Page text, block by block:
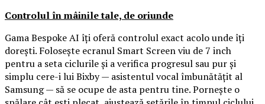
Controlul în mâinile tale, de oriunde
Gama Bespoke AI îți oferă controlul exact acolo unde îți
dorești. Folosește ecranul Smart Screen viu de 7 inch
pentru a seta ciclurile și a verifica progresul sau pur și
simplu cere-i lui Bixby — asistentul vocal îmbunătățit al
Samsung — să se ocupe de asta pentru tine. Pornește o